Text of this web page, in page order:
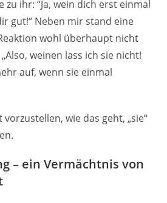
ihr: “Ja, wein dich erst einmal
gut!“ Neben mir stand eine
wohl überhaupt nicht
weinen lass ich sie nicht!
auf, wenn sie einmal
wie das geht, „sie“
– ein Vermächtnis von